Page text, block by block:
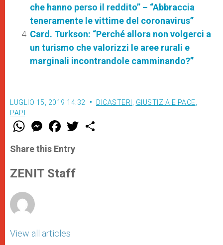
che hanno perso il reddito” – “Abbraccia
teneramente le vittime del coronavirus”
Card. Turkson: “Perché allora non volgerci a
un turismo che valorizzi le aree rurali e
marginali incontrandole camminando?”
LUGLIO 15, 2019 14:32 DICASTERI , GIUSTIZIA E PACE,
PAPI
W
t
s
p
p
M
e
s
e
g
e
F
a
e
b
o
k
w
Share this Entry
ZENIT Staff
View all articles